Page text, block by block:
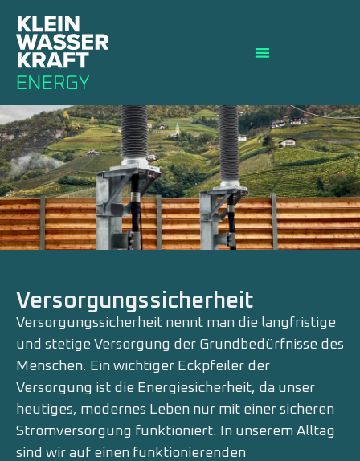
Versorgungssicherheit
Versorgungssicherheit nennt man die langfristige
und stetige Versorgung der Grundbedürfnisse des
Menschen. Ein wichtiger Eckpfeiler der
Versorgung ist die Energiesicherheit, da unser
heutiges, modernes Leben nur mit einer sicheren
Stromversorgung funktioniert. In unserem Alltag
sind wir auf einen funktionierenden